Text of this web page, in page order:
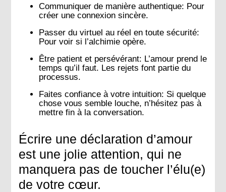
Communiquer de manière authentique: Pour
créer une connexion sincère.
Passer du virtuel au réel en toute sécurité:
Pour voir si l’alchimie opère.
Être patient et persévérant: L’amour prend le
temps qu’il faut. Les rejets font partie du
processus.
Faites confiance à votre intuition: Si quelque
chose vous semble louche, n’hésitez pas à
mettre fin à la conversation.
Écrire une déclaration d’amour
est une jolie attention, qui ne
manquera pas de toucher l’élu(e)
de votre cœur.